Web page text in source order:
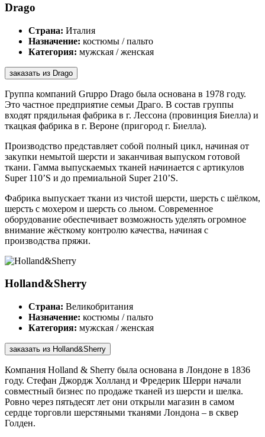
Drago
Страна: Италия
Назначение: костюмы / пальто
Категория: мужская / женская
заказать из Drago
Группа компаний Gruppo Drago была основана в 1978 году.
Это частное предприятие семьи Драго. В состав группы
входят прядильная фабрика в г. Лессона (провинция Биелла) и
ткацкая фабрика в г. Вероне (пригород г. Биелла).
Производство представляет собой полный цикл, начиная от
закупки немытой шерсти и заканчивая выпуском готовой
ткани. Гамма выпускаемых тканей начинается с артикулов
Super 110’S и до премиальной Super 210’S.
Фабрика выпускает ткани из чистой шерсти, шерсть с шёлком,
шерсть с мохером и шерсть со льном. Современное
оборудование обеспечивает возможность уделять огромное
внимание жёсткому контролю качества, начиная с
производства пряжи.
Holland&Sherry
Страна: Великобритания
Назначение: костюмы / пальто
Категория: мужская / женская
заказать из Holland&Sherry
Компания Holland & Sherry была основана в Лондоне в 1836
году. Стефан Джордж Холланд и Фредерик Шерри начали
совместный бизнес по продаже тканей из шерсти и шелка.
Ровно через пятьдесят лет они открыли магазин в самом
сердце торговли шерстяными тканями Лондона – в сквер
Голден.